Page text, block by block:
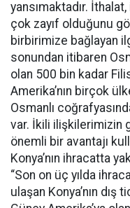
yansımaktadır.
çok zayıf olduğunu
birbirimize bağlayan
sonundan itibaren
olan 500 bin kadar
Amerika’nın birçok
Osmanlı
var. İkili ilişkilerimizin
önemli bir avantajı
Konya’nın ihracatta
“Son on üç yılda
ulaşan Konya’nın dış